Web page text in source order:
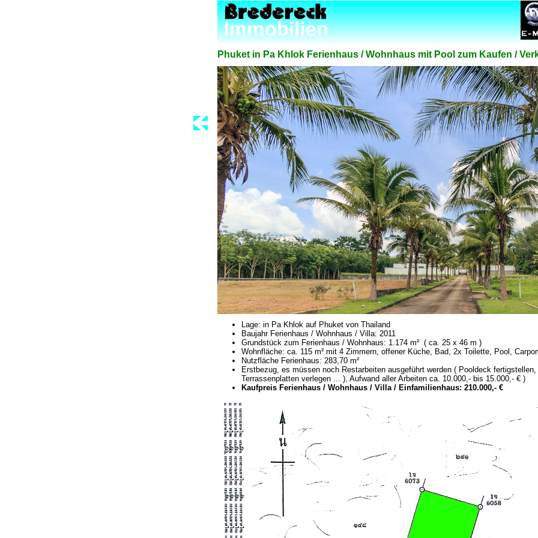
Phuket in Pa Khlok Ferienhaus / Wohnhaus mit Pool zum Kaufen /
Lage: in Pa Khlok auf Phuket von Thailand
Baujahr Ferienhaus / Wohnhaus / Villa: 2011
Grundstück zum Ferienhaus / Wohnhaus: 1.174 m² ( ca. 25 x 46 m )
Wohnfläche: ca. 115 m² mit 4 Zimmern, offener Küche, Bad, 2x Toilette, Pool,
Nutzfläche Ferienhaus: 283,70 m²
Erstbezug, es müssen noch Restarbeiten ausgeführt werden ( Pooldeck fertigstellen,
Terrassenplatten verlegen ... ), Aufwand aller Arbeiten ca. 10.000,- bis 15.000,- € )
Kaufpreis Ferienhaus / Wohnhaus / Villa / Einfamilienhaus: 210.000,- €